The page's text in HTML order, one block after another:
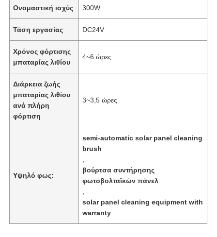
Ονομαστική ισχύς 300W
Τάση εργασίας DC24V
Χρόνος φόρτισης
μπαταρίας λιθίου
4~6 ώρες
Διάρκεια ζωής
μπαταρίας λιθίου
ανά πλήρη
φόρτιση
3~3,5 ώρες
Υψηλό φως:
semi-automatic solar panel cleaning
brush
βούρτσα συντήρησης
φωτοβολταϊκών πάνελ
solar panel cleaning equipment with
warranty